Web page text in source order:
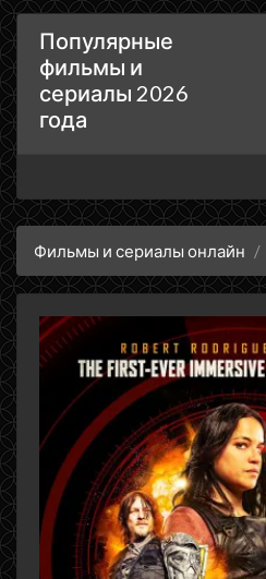
Популярные
фильмы и
сериалы 2026
года
Фильмы и сериалы онлайн